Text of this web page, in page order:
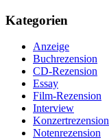
Kategorien
Anzeige
Buchrezension
CD-Rezension
Essay
Film-Rezension
Interview
Konzertrezension
Notenrezension